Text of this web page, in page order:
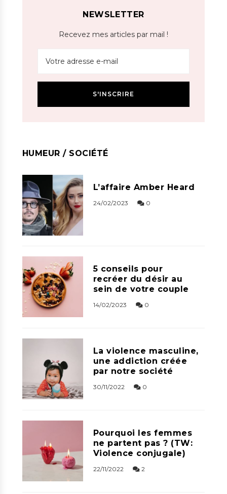
NEWSLETTER
Recevez mes articles par mail !
HUMEUR / SOCIÉTÉ
L’affaire Amber Heard
24/02/2023 0
5 conseils pour
recréer du désir au
sein de votre couple
14/02/2023 0
La violence masculine,
une addiction créée
par notre société
30/11/2022 0
Pourquoi les femmes
ne partent pas ? (TW:
Violence conjugale)
22/11/2022 2